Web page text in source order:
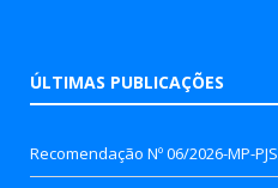
ÚLTIMAS PUBLICAÇÕES
Recomendação Nº 06/2026-MP-PJS